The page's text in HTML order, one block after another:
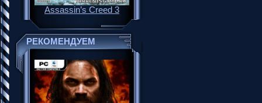
Assassin’s Creed 3
РЕКОМЕНДУЕМ